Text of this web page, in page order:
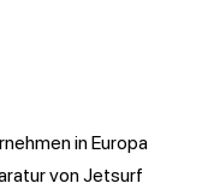
in Europa
von Jetsurf